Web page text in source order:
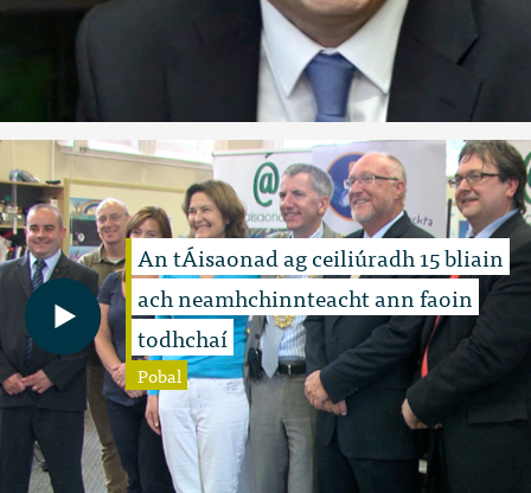
An tÁisaonad ag ceiliúradh 15 bliain
ach neamhchinnteacht ann faoin
todhchaí
Pobal